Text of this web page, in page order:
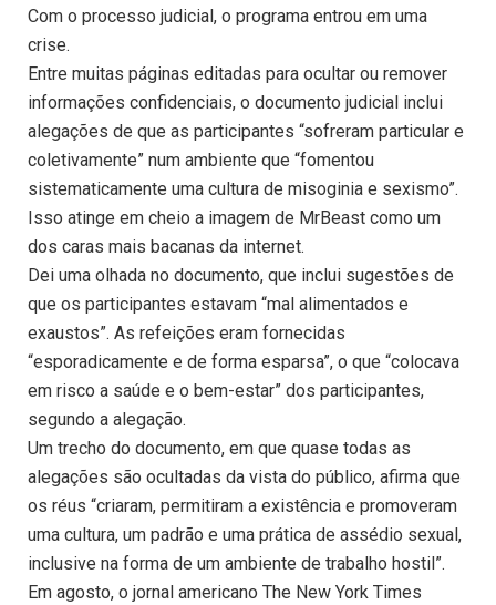
Com o processo judicial, o programa entrou em uma
crise.
Entre muitas páginas editadas para ocultar ou remover
informações confidenciais, o documento judicial inclui
alegações de que as participantes “sofreram particular e
coletivamente” num ambiente que “fomentou
sistematicamente uma cultura de misoginia e sexismo”.
Isso atinge em cheio a imagem de MrBeast como um
dos caras mais bacanas da internet.
Dei uma olhada no documento, que inclui sugestões de
que os participantes estavam “mal alimentados e
exaustos”. As refeições eram fornecidas
“esporadicamente e de forma esparsa”, o que “colocava
em risco a saúde e o bem-estar” dos participantes,
segundo a alegação.
Um trecho do documento, em que quase todas as
alegações são ocultadas da vista do público, afirma que
os réus “criaram, permitiram a existência e promoveram
uma cultura, um padrão e uma prática de assédio sexual,
inclusive na forma de um ambiente de trabalho hostil”.
Em agosto, o jornal americano The New York Times